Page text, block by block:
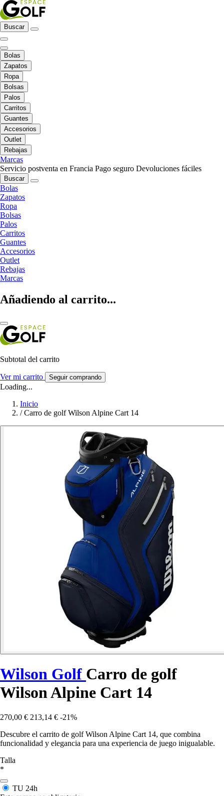
Buscar
Bolas
Zapatos
Ropa
Bolsas
Palos
Carritos
Guantes
Accesorios
Outlet
Rebajas
Marcas
Servicio postventa en Francia Pago seguro Devoluciones fáciles
Buscar
Bolas
Zapatos
Ropa
Bolsas
Palos
Carritos
Guantes
Accesorios
Outlet
Rebajas
Marcas
Añadiendo al carrito...
Subtotal del carrito
Ver mi carrito Seguir comprando
Loading...
Inicio
/ Carro de golf Wilson Alpine Cart 14
Wilson Golf Carro de golf
Wilson Alpine Cart 14
270,00 € 213,14 € -21%
Descubre el carrito de golf Wilson Alpine Cart 14, que combina
funcionalidad y elegancia para una experiencia de juego inigualable.
Talla
*
TU 24h